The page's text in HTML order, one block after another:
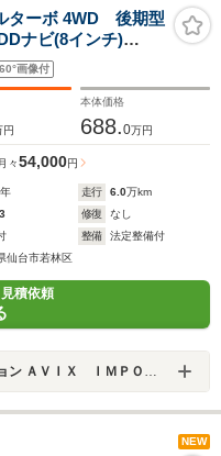
ターボ 4WD 後期型
ナビ(8インチ)
ンド Bカメラ(ガイ
ラス&ブラインド
画像付
円
本体価格
688.0万円
月々54,000円
年 走行 6.0万km
修復
なし
整備
法定整備付
仙台市若林区
積依頼
ＩＭＰＯＲＴ 仙台東インター店
NEW